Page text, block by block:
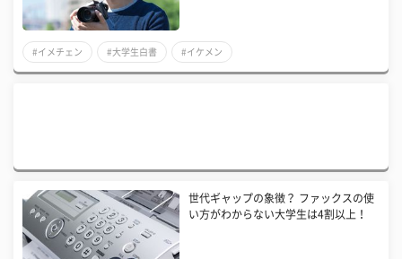
#イメチェン #大学生白書 #イケメン
世代ギャップの象徴？ ファックスの使
い方がわからない大学生は4割以上！